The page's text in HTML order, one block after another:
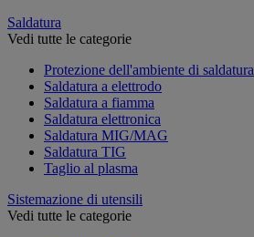
Saldatura
Vedi tutte le categorie
Protezione dell'ambiente di saldatura
Saldatura a elettrodo
Saldatura a fiamma
Saldatura elettronica
Saldatura MIG/MAG
Saldatura TIG
Taglio al plasma
Sistemazione di utensili
Vedi tutte le categorie